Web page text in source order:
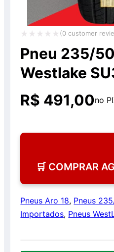
Avaliação
0
de
(0 customer
Pneu 235/
Westlake
R$ 491,00no
🛒 COMPRAR
Pneus Aro 18, Pneus
Importados, Pneus